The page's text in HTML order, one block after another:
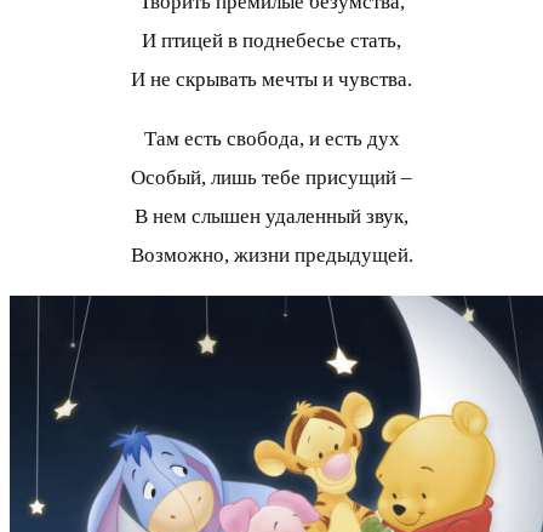
И птицей в поднебесье стать,
И не скрывать мечты и чувства.
Там есть свобода, и есть дух
Особый, лишь тебе присущий –
В нем слышен удаленный звук,
Возможно, жизни предыдущей.